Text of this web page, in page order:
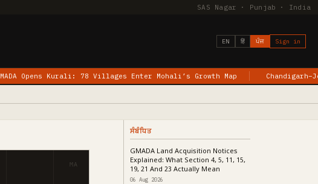
SAS Nagar · Punjab · India
EN हिं ਪੰਜ Sign in
78 Villages Enter Mohali’s Growth Map Chandigarh–Jewar Flights
MA
ਸੰਬੰਧਿਤ
GMADA Land Acquisition Notices
Explained: What Section 4, 5, 11, 15,
19, 21 And 23 Actually Mean
06 Aug 2026